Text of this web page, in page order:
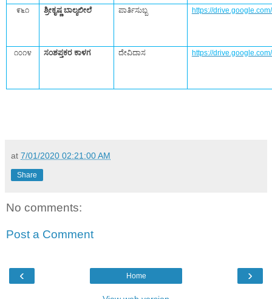
೯೬೧ ಶ್ರೀಕೃಷ್ಣ ಬಾಲ್ಯಲೀಲೆ ಪಾರ್ತಿಸುಬ್ಬ https://
೧೦೧೪ ಸಂಶಪ್ತಕರ ಕಾಳಗ ದೇವಿದಾಸ https://
at 7/01/2020 02:21:00 AM
Share
No comments:
Post a Comment
‹ ›
Home